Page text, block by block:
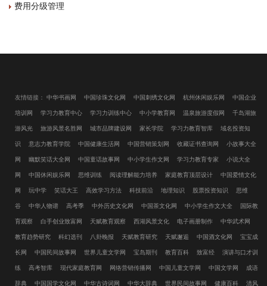
费用分级管理
友情链接： 中华书画网 中国珍珠文化网 中国刺绣文化网 杭州休闲娱乐网 中国企业
培训网 学习力教育中心 学习力训练中心 中小学教育网 温泉旅游度假网 千岛湖旅
游风光 旅游风景名胜网 城市品牌建设网 家长学院 学习力教育智库 域名投资知
识 意志力教育学院 中国健康生活网 中国营销策划网 收藏证书查询网 小故事大全
网 幽默笑话大全网 中国童话故事网 中小学生作文网 学习力教育专家 小说大全
网 中国休闲娱乐网 思维训练 阅读理解能力培养 家庭教育顶层设计 中国爱情文化
网 玩中学 笑话大王 高效学习方法 科技前沿 地理知识 股票投资知识 思维
谷 中华人物谱 高考季 中外历史文化网 中国茶文化网 中小学生作文大全 国际教
育观察 白手创业致富网 天赋教育观察 西湖风景文化 电子画册制作 中华武术网
教育趋势研究 科幻选刊 八卦晚报 天赋教育研究 天赋邂逅 中国酒文化网 宝宝成
长网 中国民间故事网 世界儿童文学网 宝岛期刊 教育百科 致富经 演讲与口才训
练 高考智库 现代家庭教育网 网络营销传播网 中国儿童文学网 中国文学网 成语
辞典 中国国学文化网 中华古诗词网 中华大辞典 世界民间故事网 健康百科 清风